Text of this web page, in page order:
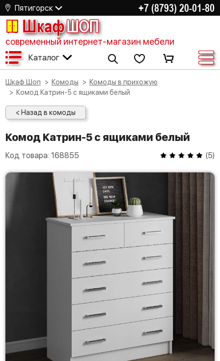
Пятигорск +7 (8793) 20-01-80
ШкафШОП
современный интернет-магазин мебели
Каталог
Шкаф Шоп Комоды
Комоды в прихожую
Комод Катрин-5 с ящиками белый
< Назад в комоды
Комод Катрин-5 с ящиками белый
Код товара: 168855 (5)